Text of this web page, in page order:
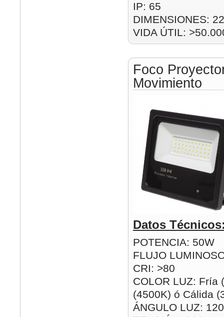
IP: 65
DIMENSIONES:
VIDA ÚTIL:
Foco
Movimiento
Datos
POTENCIA: 50W
FLUJO
CRI: >80
COLOR LUZ: Fría
(4500K) ó Cálida
ÁNGULO LUZ: